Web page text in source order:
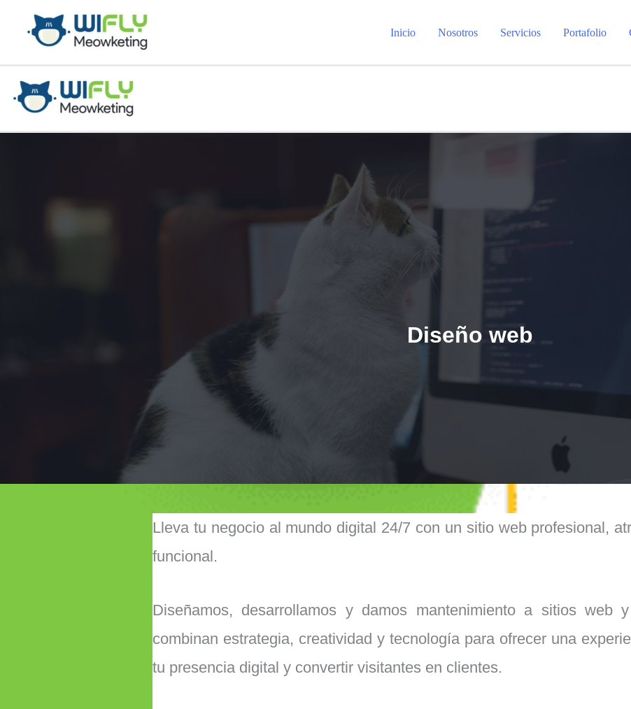
Inicio Nosotros Servicios Portafolio
Diseño web
Lleva tu negocio al mundo digital 24/7 con un sitio web profesional,
funcional.
Diseñamos, desarrollamos y damos mantenimiento a sitios web
combinan estrategia, creatividad y tecnología para ofrecer una
tu presencia digital y convertir visitantes en clientes.